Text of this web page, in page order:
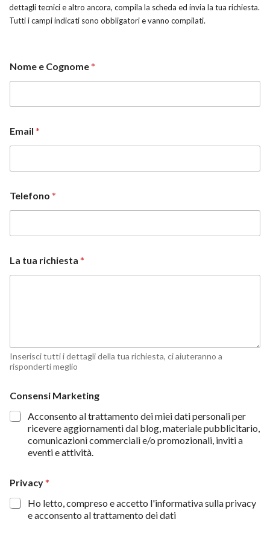
dettagli tecnici e altro ancora, compila la scheda ed invia la tua richiesta.
Tutti i campi indicati sono obbligatori e vanno compilati.
Nome e Cognome*
a
*
Email *
Telefono *
La tua richiesta *
Inserisci tutti i dettagli della tua richiesta, ci aiuteranno a
risponderti meglio
Consensi Marketing
Acconsento al trattamento dei miei dati personali per
ricevere aggiornamenti dal blog, materiale pubblicitario,
comunicazioni commerciali e/o promozionali, inviti a
eventi e attività.
Privacy*
Ho letto, compreso e accetto l'informativa sulla privacy
e acconsento al trattamento dei dati